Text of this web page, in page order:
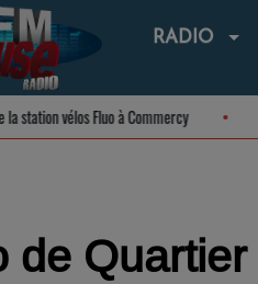
RADIO
de la station vélos Fluo à Commercy
de Quartier